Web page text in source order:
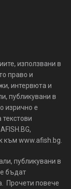
използвани в
право и
интервюта и
публикувани в
изрично е
към www.afish.bg.
публикувани в
бъдат
Прочети повече